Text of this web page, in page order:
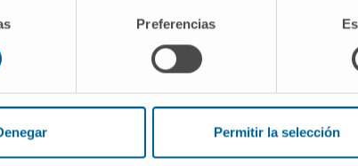
Preferencias
Permitir la selección
RESEARCH